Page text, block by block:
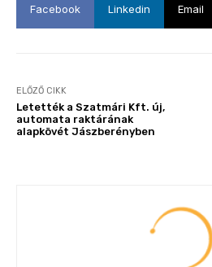
Facebook Linkedin Email
ELŐZŐ CIKK
Letették a Szatmári Kft. új,
automata raktárának
alapkövét Jászberényben